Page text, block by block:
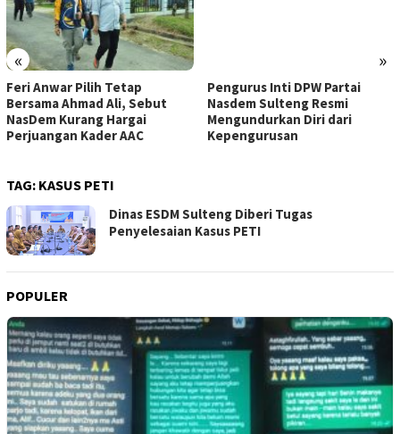
« »
Feri Anwar Pilih Tetap
Bersama Ahmad Ali, Sebut
NasDem Kurang Hargai
Perjuangan Kader AAC
Pengurus Inti DPW Partai
Nasdem Sulteng Resmi
Mengundurkan Diri dari
Kepengurusan
TAG: KASUS PETI
Dinas ESDM Sulteng Diberi Tugas
Penyelesaian Kasus PETI
POPULER